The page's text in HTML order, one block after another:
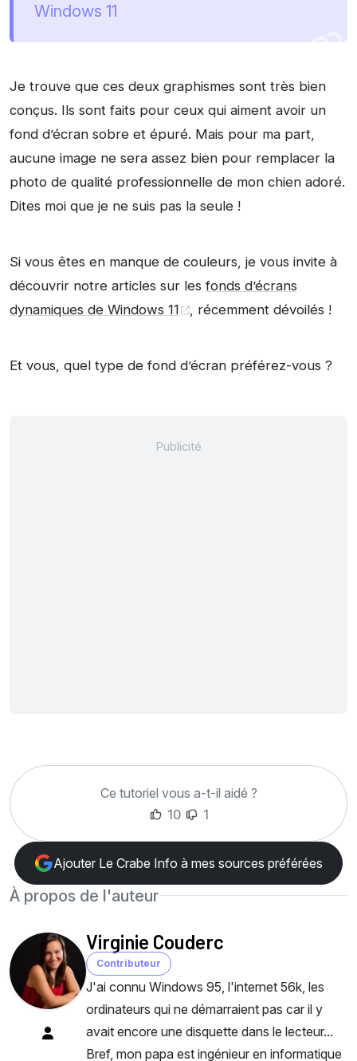
Windows 11
Je trouve que ces deux graphismes sont très bien
conçus. Ils sont faits pour ceux qui aiment avoir un
fond d’écran sobre et épuré. Mais pour ma part,
aucune image ne sera assez bien pour remplacer la
photo de qualité professionnelle de mon chien adoré.
Dites moi que je ne suis pas la seule !
Si vous êtes en manque de couleurs, je vous invite à
découvrir notre articles sur les fonds d’écrans
dynamiques de Windows 11
, récemment dévoilés !
Et vous, quel type de fond d’écran préférez-vous ?
Ce tutoriel vous a-t-il aidé ?
10
1
Ajouter Le Crabe Info à mes sources préférées
À propos de l'auteur
Virginie Couderc
Contributeur
J'ai connu Windows 95, l'internet 56k, les
ordinateurs qui ne démarraient pas car il y
avait encore une disquette dans le lecteur...
Bref, mon papa est ingénieur en informatique